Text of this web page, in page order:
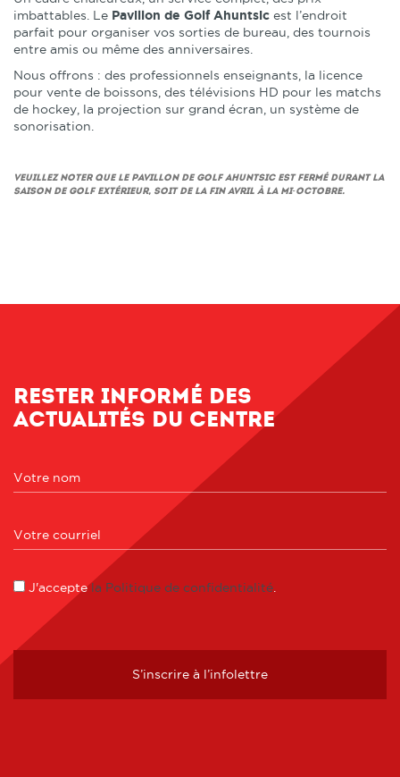
imbattables. Le Pavillon de Golf Ahuntsic est l’endroit
parfait pour organiser vos sorties de bureau, des tournois
entre amis ou même des anniversaires.
Nous offrons : des professionnels enseignants, la licence
pour vente de boissons, des télévisions HD pour les matchs
de hockey, la projection sur grand écran, un système de
sonorisation.
Veuillez noter que le Pavillon de Golf Ahuntsic est fermé durant la
saison de golf extérieur, soit de la fin avril à la mi-octobre.
Rester informé des
actualités du centre
J'acceptela Politique de confidentialité
S’inscrire à l’infolettre